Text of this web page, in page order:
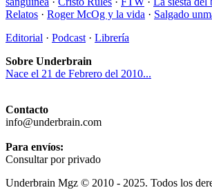
Relatos · Roger McOg y la vida · Salgado
Editorial · Podcast · Librería
Sobre Underbrain
Nace el 21 de Febrero del 2010...
Contacto
info@underbrain.com
Para envíos:
Consultar por privado
Underbrain Mgz © 2010 - 2025. Todos los